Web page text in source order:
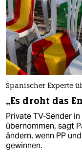
Spanischer Experte
„Es droht das
Private TV-Sender
übernommen, sagt
ändern, wenn PP
gewinnen.